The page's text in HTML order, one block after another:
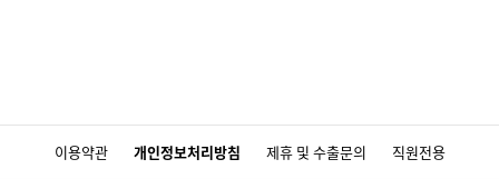
이용약관 개인정보처리방침 제휴 및 수출문의 직원전용